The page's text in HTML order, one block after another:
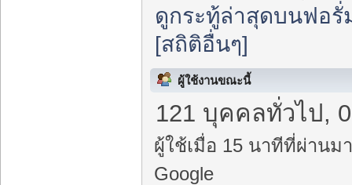
ดูกระทู้ล่าสุดบนฟอรั่
[สถิติอื่นๆ]
ผู้ใช้งานขณะนี้
121 บุคคลทั่วไป,
ผู้ใช้เมื่อ 15 นาทีที่ผ่านม
Google